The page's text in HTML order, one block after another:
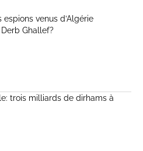
espions venus d’Algérie
Ghallef?
trois milliards de dirhams à